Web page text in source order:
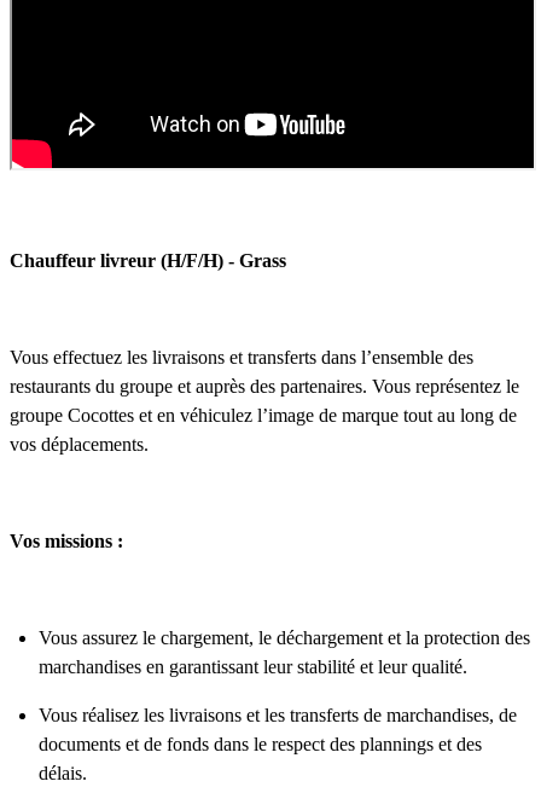
Chauffeur livreur (H/F/H) - Grass
Vous effectuez les livraisons et transferts dans l’ensemble des
restaurants du groupe et auprès des partenaires. Vous représentez le
groupe Cocottes et en véhiculez l’image de marque tout au long de
vos déplacements.
Vos missions :
Vous assurez le chargement, le déchargement et la protection des
marchandises en garantissant leur stabilité et leur qualité.
Vous réalisez les livraisons et les transferts de marchandises, de
documents et de fonds dans le respect des plannings et des
délais.